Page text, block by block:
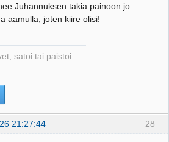
Juhannuksen takia painoon jo
aamulla, joten kiire olisi!
satoi tai paistoi
28
21:27:44